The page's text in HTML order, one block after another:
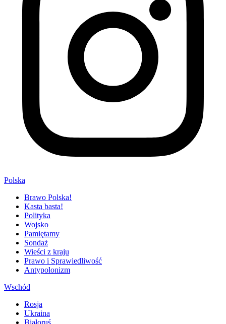
Polska
Brawo Polska!
Kasta basta!
Polityka
Wojsko
Pamiętamy
Sondaż
Wieści z kraju
Prawo i Sprawiedliwość
Antypolonizm
Wschód
Rosja
Ukraina
Białoruś